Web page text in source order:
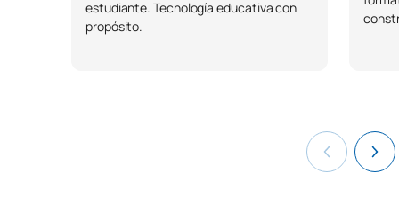
estudiante. Tecnología educativa con
propósito.